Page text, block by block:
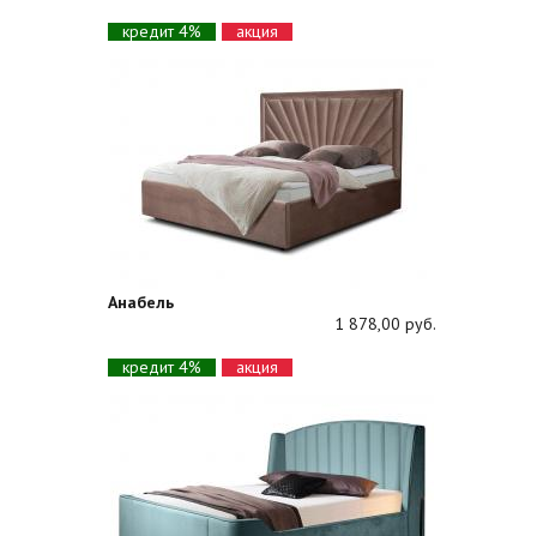
кредит 4%
акция
Анабель
1 878,00 руб.
кредит 4%
акция